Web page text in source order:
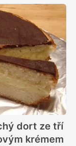
dort ze tří
krémem